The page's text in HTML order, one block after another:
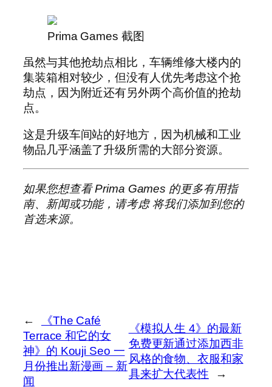
Prima Games 截图
虽然与其他抢劫点相比，车辆维修大楼内的
集装箱相对较少，但没有人优先考虑这个抢
劫点，因为附近还有另外两个高价值的抢劫
点。
这是升级车间站的好地方，因为机械和工业
物品几乎涵盖了升级所需的大部分资源。
如果您想查看 Prima Games 的更多有用指
南、新闻或功能，请考虑将我们添加到您的
首选来源。
←
《The Café
Terrace 和它的女
神》的 Kouji Seo 一
月份推出新漫画 – 新
闻
《模拟人生 4》的最新
免费更新通过添加西非
风格的食物、衣服和家
具来扩大代表性
→